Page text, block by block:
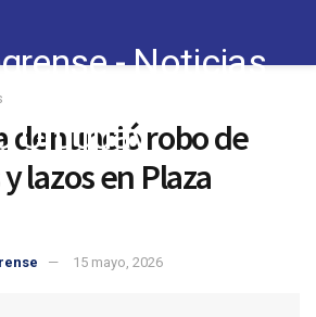
denunció robo de
lazos en Plaza
15 mayo, 2026